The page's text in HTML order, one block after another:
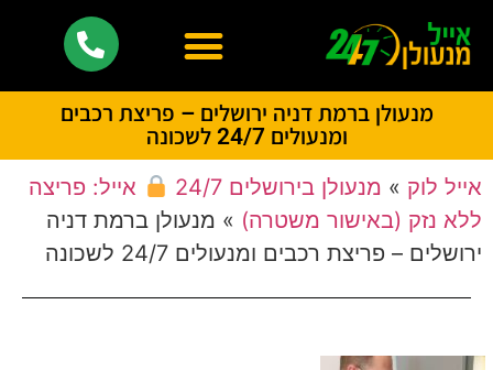
מנעולן ברמת דניה ירושלים – פריצת רכבים
ומנעולים 24/7 לשכונה
אייל לוק » מנעולן בירושלים 24/7
אייל: פריצה
ללא נזק (באישור משטרה) » מנעולן ברמת דניה
ירושלים – פריצת רכבים ומנעולים 24/7 לשכונה